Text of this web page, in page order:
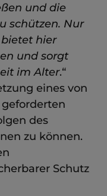
und die
schützen. Nur
hier
und sorgt
im Alter.“
eines von
des
zu können.
Schutz